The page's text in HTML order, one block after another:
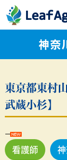
神奈
東京都東村
武蔵小杉】
看護師